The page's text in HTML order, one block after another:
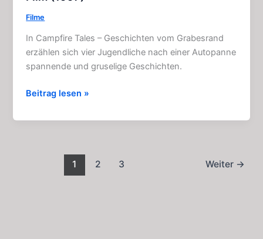
Filme
In Campfire Tales – Geschichten vom Grabesrand
erzählen sich vier Jugendliche nach einer Autopanne
spannende und gruselige Geschichten.
Campfire
Gruseliger
Beitrag lesen »
1 2 3 Weiter →